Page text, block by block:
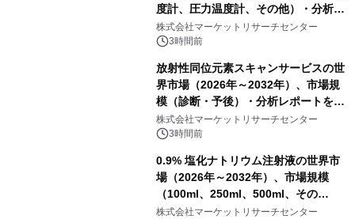
度計、圧力温度計、その他）・分析レ
ポートを発表
株式会社マーケットリサーチセンター
3時間前
放射性同位元素スキャンサービスの世
界市場（2026年～2032年）、市場規
模（診断・予後）・分析レポートを発
表
株式会社マーケットリサーチセンター
3時間前
0.9% 塩化ナトリウム注射液の世界市
場（2026年～2032年）、市場規模
（100ml、250ml、500ml、その
他）・分析レポートを発表
株式会社マーケットリサーチセンター